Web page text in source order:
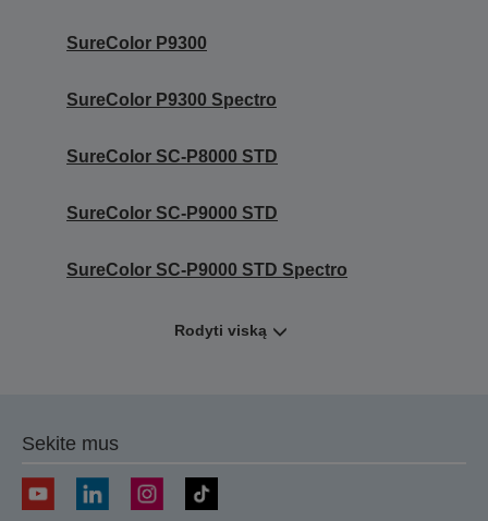
SureColor P9300
SureColor P9300 Spectro
SureColor SC-P8000 STD
SureColor SC-P9000 STD
SureColor SC-P9000 STD Spectro
Rodyti viską
Sekite mus